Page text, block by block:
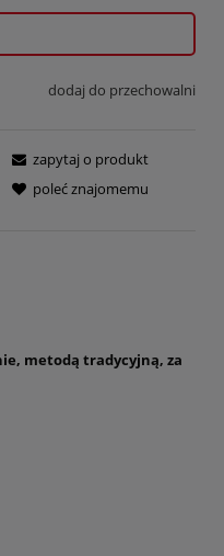
dodaj do przechowalni
zapytaj o produkt
poleć znajomemu
metodą tradycyjną, za